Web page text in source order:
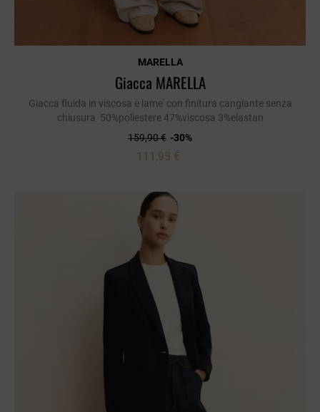
MARELLA
Giacca MARELLA
Giacca fluida in viscosa e lame' con finitura cangiante senza
chiusura 50%poliestere 47%viscosa 3%elastan
159,90 € -30%
111,93 €